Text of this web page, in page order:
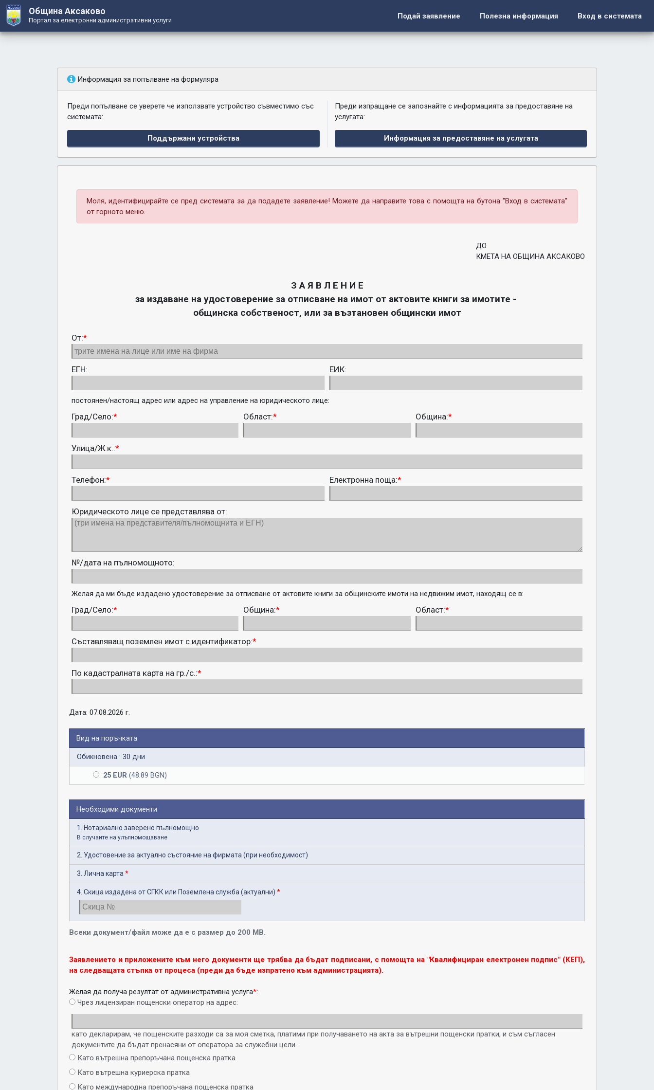
Община Аксаково
Портал за електронни административни услуги Подай заявление Полезна информация Вход в системата
Информация за попълване на формуляра
Преди попълване се уверете че използвате устройство съвместимо със
системата:
Поддържани устройства
Преди изпращане се запознайте с информацията за предоставяне на
услугата:
Информация за предоставяне на услугата
Моля, идентифицирайте се пред системата за да подадете заявление! Можете да направите това с помощта на бутона "Вход в системата"
от горното меню.
ДО
КМЕТА НА ОБЩИНА АКСАКОВО
З А Я В Л Е Н И Е
за издаване на удостоверение за отписване на имот от актовите книги за имотите -
общинска собственост, или за възтановен общински имот
От:*
ЕГН: ЕИК:
постоянен/настоящ адрес или адрес на управление на юридическото лице:
Град/Село:* Област:* Община:*
Улица/Ж.к.:*
Телефон:* Електронна поща:*
Юридическото лице се представлява от:
№/дата на пълномощното:
Желая да ми бъде издадено удостоверение за отписване от актовите книги за общинските имоти на недвижим имот, находящ се в:
Град/Село:* Община:* Област:*
Съставляващ поземлен имот с идентификатор:*
По кадастралната карта на гр./с.:*
Дата: 07.08.2026 г.
Вид на поръчката
Обикновена : 30 дни
25 EUR (48.89 BGN)
Всеки документ/файл може да е с размер до 200 MB.
Необходими документи
1. Нотариално заверено пълномощно
В случаите на улълномощаване
2. Удостовение за актуално състояние на фирмата (при необходимост)
3. Лична карта *
4. Скица издадена от СГКК или Поземлена служба (актуални) *
Заявлението и приложените към него документи ще трябва да бъдат подписани, с помощта на "Квалифициран електронен подпис" (КЕП),
на следващата стъпка от процеса (преди да бъде изпратено към администрацията).
Желая да получа резултат от административна услуга*:
Чрез лицензиран пощенски оператор на адрес:
като декларирам, че пощенските разходи са за моя сметка, платими при получаването на акта за вътрешни пощенски пратки, и съм съгласен
документите да бъдат пренасяни от оператора за служебни цели.
Като вътрешна препоръчана пощенска пратка
Като вътрешна куриерска пратка
Като международна препоръчана пощенска пратка